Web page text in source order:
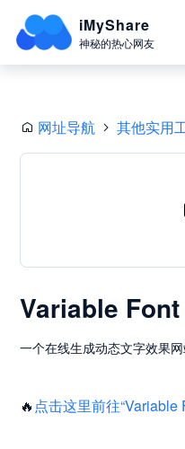
iMyShare
神秘的热心网友
网址导航 其他实用
Variable
一个在线生成动态文字效果
🔥 点击这里前往“Variable